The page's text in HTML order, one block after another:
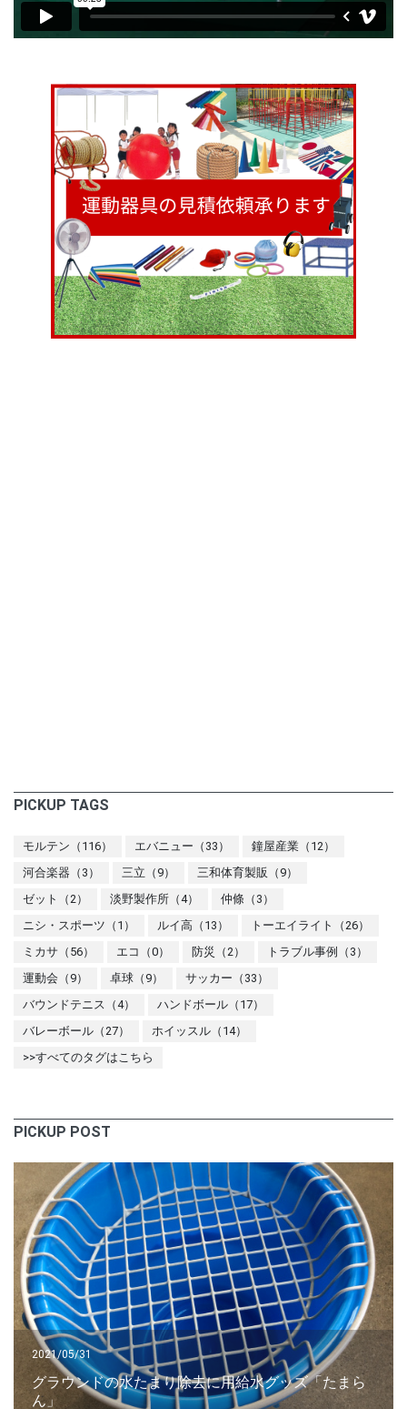
PICKUP TAGS
モルテン（116） エバニュー（33）
鐘屋産業（12）
河合楽器（3）
三立（9）
三和体育製販（9）
ゼット（2）
淡野製作所（4）
仲條（3）
ニシ・スポーツ（1）
ルイ高（13）
トーエイライト（26）
ミカサ（56）
エコ（0） 防災（2）
トラブル事例（3）
運動会（9）
卓球（9）
サッカー（33）
バウンドテニス（4）
ハンドボール（17）
バレーボール（27）
ホイッスル（14）
>>すべてのタグはこちら
PICKUP POST
2021/05/31
グラウンドの水たまり除去に用給水グッズ「たまら
ん」